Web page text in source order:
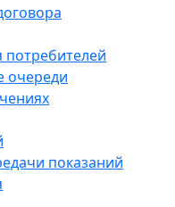
очереди
показаний